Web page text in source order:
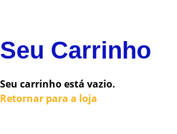
Seu Carrinho
Seu carrinho está vazio.
Retornar para a loja